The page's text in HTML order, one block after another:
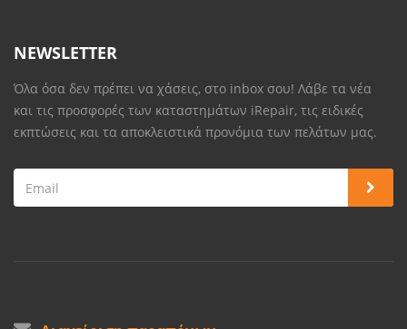
NEWSLETTER
Όλα όσα δεν πρέπει να χάσεις, στο inbox σου! Λάβε τα νέα
και τις προσφορές των καταστημάτων iRepair, τις ειδικές
εκπτώσεις και τα αποκλειστικά προνόμια των πελάτων μας.